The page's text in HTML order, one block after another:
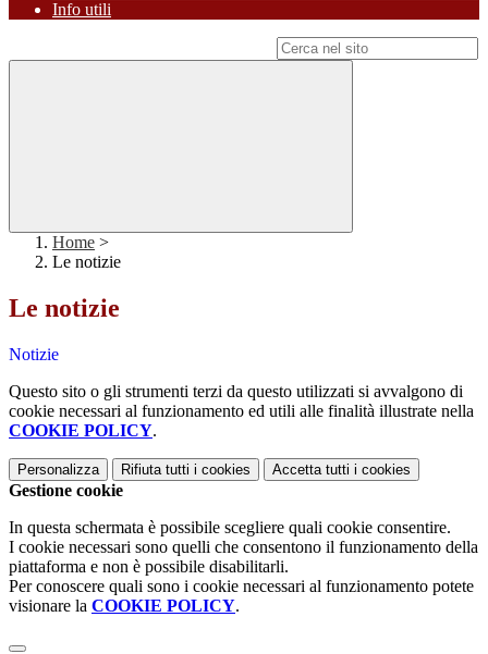
Info utili
Home >
Le notizie
Le notizie
Notizie
Questo sito o gli strumenti terzi da questo utilizzati si avvalgono di
cookie necessari al funzionamento ed utili alle finalità illustrate nella
COOKIE POLICY.
Personalizza Rifiuta tutti i cookies Accetta tutti i cookies
Gestione cookie
In questa schermata è possibile scegliere quali cookie consentire.
I cookie necessari sono quelli che consentono il funzionamento della
piattaforma e non è possibile disabilitarli.
Per conoscere quali sono i cookie necessari al funzionamento potete
visionare la COOKIE POLICY.